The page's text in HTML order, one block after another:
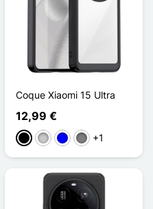
Coque Xiaomi 15 Ultra
12,99 €
PretoTransparente
AzulGris Transparent
+1